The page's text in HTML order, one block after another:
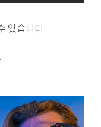
있습니다.